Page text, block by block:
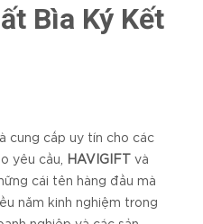
Bìa Ký Kết
cung cấp uy tín cho các
yêu cầu,
HAVIGIFT
và
cái tên hàng đầu mà
năm kinh nghiệm trong